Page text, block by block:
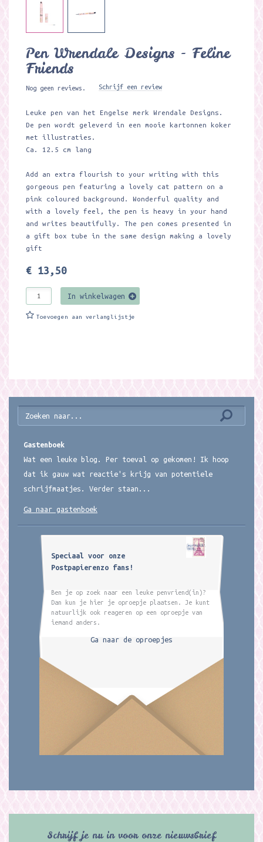
Pen Wrendale Designs - Feline
Friends
Nog geen reviews. Schrijf een review
Leuke pen van het Engelse merk Wrendale Designs.
De pen wordt geleverd in een mooie kartonnen koker
met illustraties.
Ca. 12.5 cm lang
Add an extra flourish to your writing with this
gorgeous pen featuring a lovely cat pattern on a
pink coloured background. Wonderful quality and
with a lovely feel, the pen is heavy in your hand
and writes beautifully. The pen comes presented in
a gift box tube in the same design making a lovely
gift
€ 13,50
In winkelwagen
Toevoegen aan verlanglijstje
Gastenboek
Wat een leuke blog. Per toeval op gekomen! Ik hoop
dat ik gauw wat reactie's krijg van potentiele
schrijfmaatjes. Verder staan...
Ga naar gastenboek
Speciaal voor onze
Postpapierenzo fans!
Ben je op zoek naar een leuke penvriend(in)?
Dan kun je hier je oproepje plaatsen. Je kunt
natuurlijk ook reageren op een oproepje van
iemand anders.
Ga naar de oproepjes
Schrijf je nu in voor onze nieuwsbrief